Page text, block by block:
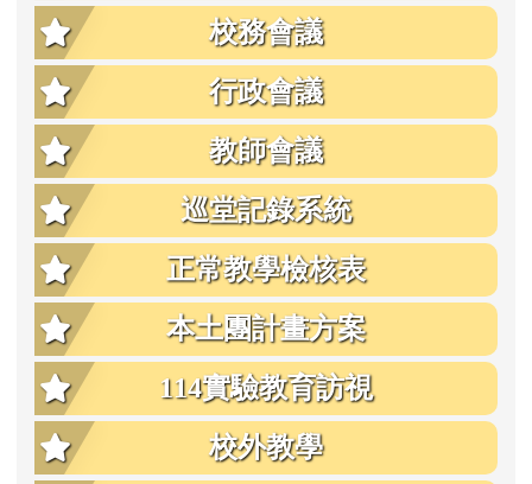
校務會議
行政會議
教師會議
巡堂記錄系統
正常教學檢核表
本土團計畫方案
114實驗教育訪視
校外教學